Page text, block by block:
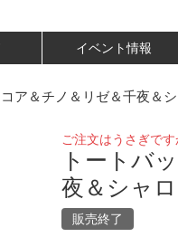
イベント情報
＆チノ＆リゼ＆千夜＆シ
ご注文はうさぎで
トートバ
夜＆シャロ
販売終了